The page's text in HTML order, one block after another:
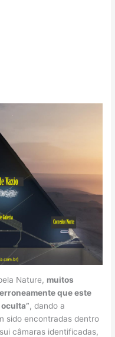
Nature, muitos
que este
, dando a
sido encontradas dentro
câmaras identificadas,